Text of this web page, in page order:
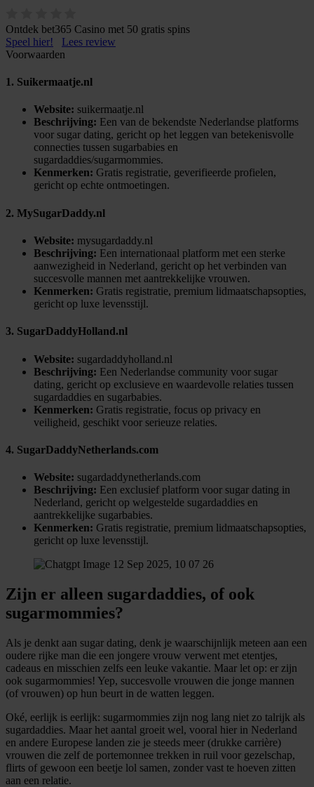
Ontdek bet365 Casino met 50 gratis spins
Speel hier!
Lees review
Voorwaarden
1. Suikermaatje.nl
Website: suikermaatje.nl
Beschrijving: Een van de bekendste Nederlandse platforms
voor sugar dating, gericht op het leggen van betekenisvolle
connecties tussen sugarbabies en
sugardaddies/sugarmommies.
Kenmerken: Gratis registratie, geverifieerde profielen,
gericht op echte ontmoetingen.
2. MySugarDaddy.nl
Website: mysugardaddy.nl
Beschrijving: Een internationaal platform met een sterke
aanwezigheid in Nederland, gericht op het verbinden van
succesvolle mannen met aantrekkelijke vrouwen.
Kenmerken: Gratis registratie, premium lidmaatschapsopties,
gericht op luxe levensstijl.
3. SugarDaddyHolland.nl
Website: sugardaddyholland.nl
Beschrijving: Een Nederlandse community voor sugar
dating, gericht op exclusieve en waardevolle relaties tussen
sugardaddies en sugarbabies.
Kenmerken: Gratis registratie, focus op privacy en
veiligheid, geschikt voor serieuze relaties.
4. SugarDaddyNetherlands.com
Website: sugardaddynetherlands.com
Beschrijving: Een exclusief platform voor sugar dating in
Nederland, gericht op welgestelde sugardaddies en
aantrekkelijke sugarbabies.
Kenmerken: Gratis registratie, premium lidmaatschapsopties,
gericht op luxe levensstijl.
Zijn er alleen sugardaddies, of ook
sugarmommies?
Als je denkt aan sugar dating, denk je waarschijnlijk meteen aan een
oudere rijke man die een jongere vrouw verwent met etentjes,
cadeaus en misschien zelfs een leuke vakantie. Maar let op: er zijn
ook sugarmommies! Yep, succesvolle vrouwen die jonge mannen
(of vrouwen) op hun beurt in de watten leggen.
Oké, eerlijk is eerlijk: sugarmommies zijn nog lang niet zo talrijk als
sugardaddies. Maar het aantal groeit wel, vooral hier in Nederland
en andere Europese landen zie je steeds meer (drukke carrière)
vrouwen die zelf de portemonnee trekken in ruil voor gezelschap,
flirts of gewoon een beetje lol samen, zonder vast te hoeven zitten
aan een relatie.